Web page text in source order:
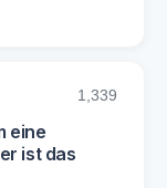
1,339
eine
ist das